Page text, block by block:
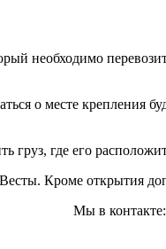
необходимо
о месте
груз, где его
Кроме открытия
Мы в